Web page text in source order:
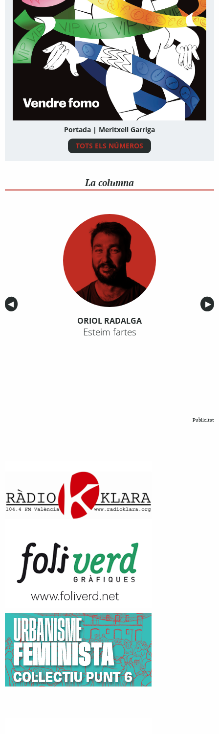
Portada | Meritxell Garriga
TOTS ELS NÚMEROS
La columna
Anterior
◀︎ ▶︎
ORIOL RADALGA
Esteim fartes
Publicitat